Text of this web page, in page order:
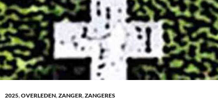
2025,OVERLEDEN,ZANGER,ZANGERES